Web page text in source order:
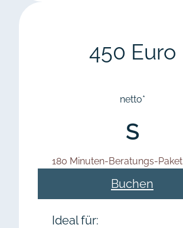
450 Euro
netto*
S
180 Minuten-Beratungs-Paket
Buchen
Ideal für: